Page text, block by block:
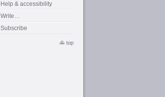
Help & accessibility
Write…
Subscribe
top